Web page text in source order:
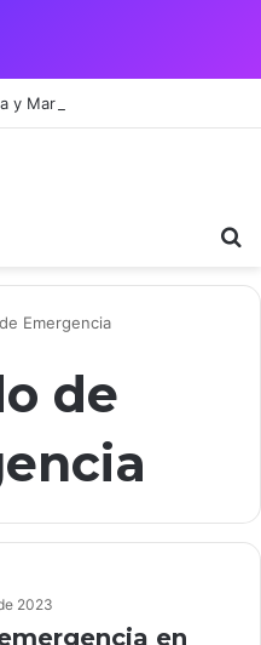
Emergencia
de
2023
en